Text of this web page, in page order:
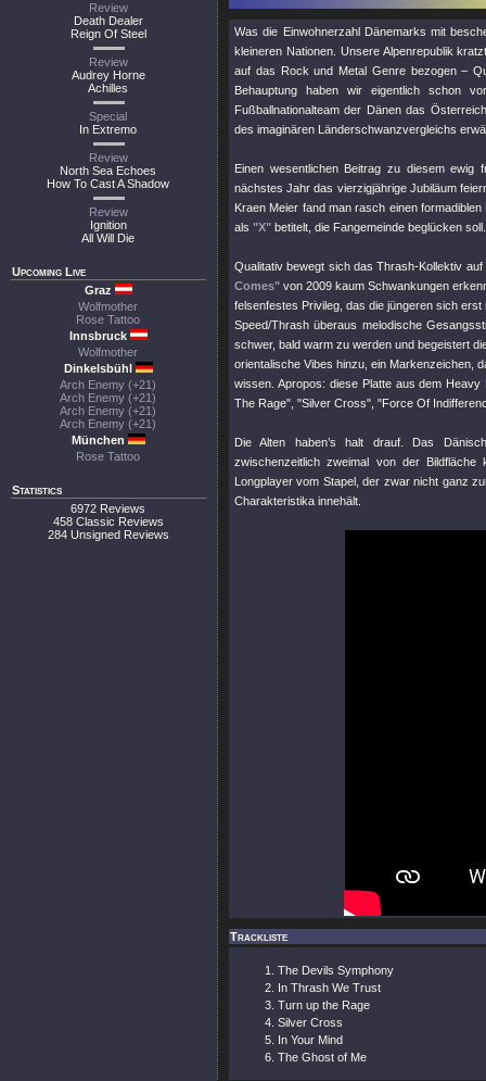
Review
Death Dealer
Reign Of Steel
Review
Audrey Horne
Achilles
Special
In Extremo
Review
North Sea Echoes
How To Cast A Shadow
Review
Ignition
All Will Die
Upcoming Live
Graz
Wolfmother
Rose Tattoo
Innsbruck
Wolfmother
Dinkelsbühl
Arch Enemy (+21)
Arch Enemy (+21)
Arch Enemy (+21)
Arch Enemy (+21)
München
Rose Tattoo
Statistics
6972 Reviews
458 Classic Reviews
284 Unsigned Reviews
Was die Einwohnerzahl Dänemarks mit
kleineren Nationen. Unsere Alpenrepublik
auf das Rock und Metal Genre bezogen –
Behauptung haben wir eigentlich schon
Fußballnationalteam der Dänen das
des imaginären Länderschwanzvergleichs
Einen wesentlichen Beitrag zu diesem
nächstes Jahr das vierzigjährige Jubiläum
Kraen Meier fand man rasch einen
als "X" betitelt, die Fangemeinde beglücken soll.
Qualitativ bewegt sich das Thrash-Kollektiv
Comes" von 2009 kaum Schwankungen
felsenfestes Privileg, das die jüngeren sich
Speed/Thrash überaus melodische
schwer, bald warm zu werden und begeistert
orientalische Vibes hinzu, ein Markenzeichen,
wissen. Apropos: diese Platte aus dem
The Rage" "Silver Cross" "Force Of
Die Alten haben’s halt drauf. Das
zwischenzeitlich zweimal von der
Longplayer vom Stapel, der zwar nicht ganz
Charakteristika innehält.
Trackliste
The Devils Symphony
In Thrash We Trust
Turn up the Rage
Silver Cross
In Your Mind
The Ghost of Me